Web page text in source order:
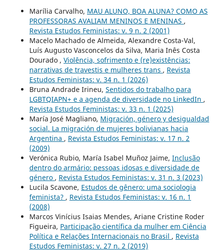
Marília Carvalho, MAU ALUNO, BOA ALUNA? COMO AS
PROFESSORAS AVALIAM MENINOS E MENINAS ,
Revista Estudos Feministas: v. 9 n. 2 (2001)
Macelo Machado de Almeida, Alexandre Costa-Val,
Luís Augusto Vasconcelos da Silva, Maria Inês Costa
Dourado , Violência, sofrimento e (re)existências:
narrativas de travestis e mulheres trans , Revista
Estudos Feministas: v. 34 n. 1 (2026)
Bruna Andrade Irineu, Sentidos do trabalho para
LGBTQIAPN+ e a agenda de diversidade no LinkedIn ,
Revista Estudos Feministas: v. 33 n. 1 (2025)
María José Magliano, Migración, género y desigualdad
social. La migración de mujeres bolivianas hacia
Argentina , Revista Estudos Feministas: v. 17 n. 2
(2009)
Verónica Rubio, María Isabel Muñoz Jaime, Inclusão
dentro do armário: pessoas idosas e diversidade de
género , Revista Estudos Feministas: v. 31 n. 3 (2023)
Lucila Scavone, Estudos de gênero: uma sociologia
feminista? , Revista Estudos Feministas: v. 16 n. 1
(2008)
Marcos Vinícius Isaias Mendes, Ariane Cristine Roder
Figueira, Participação científica da mulher em Ciência
Política e Relações Internacionais no Brasil , Revista
Estudos Feministas: v. 27 n. 2 (2019)